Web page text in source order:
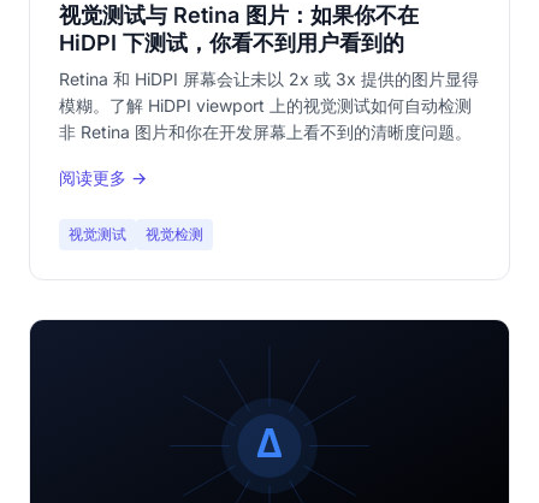
视觉测试与 Retina 图片：如果你不在
HiDPI 下测试，你看不到用户看到的
Retina 和 HiDPI 屏幕会让未以 2x 或 3x 提供的图片显得
模糊。了解 HiDPI viewport 上的视觉测试如何自动检测
非 Retina 图片和你在开发屏幕上看不到的清晰度问题。
阅读更多 →
视觉测试 视觉检测